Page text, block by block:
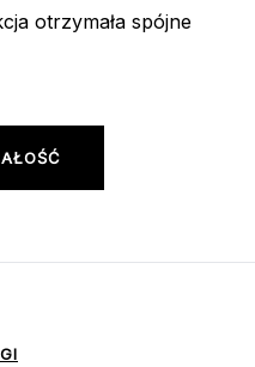
otrzymała spójne